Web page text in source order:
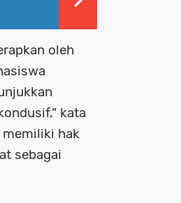
oleh
kata
memiliki hak
sebagai